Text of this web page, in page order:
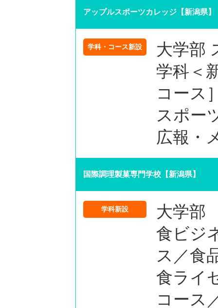
アップルスポーツカレッジ【新潟県】
学科・コース新設
大学部
学科＜
コース
スポー
広報・
国際調理製菓専門学校【新潟県】
学科新設
大学部
食ビジ
ス／食
食ライ
コース